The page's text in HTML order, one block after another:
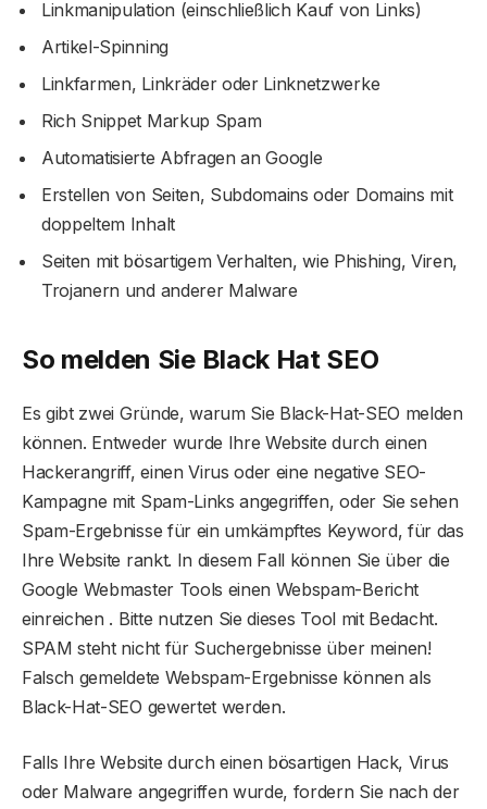
Linkmanipulation (einschließlich Kauf von Links)
Artikel-Spinning
Linkfarmen, Linkräder oder Linknetzwerke
Rich Snippet Markup Spam
Automatisierte Abfragen an Google
Erstellen von Seiten, Subdomains oder Domains mit
doppeltem Inhalt
Seiten mit bösartigem Verhalten, wie Phishing, Viren,
Trojanern und anderer Malware
So melden Sie Black Hat SEO
Es gibt zwei Gründe, warum Sie Black-Hat-SEO melden
können. Entweder wurde Ihre Website durch einen
Hackerangriff, einen Virus oder eine negative SEO-
Kampagne mit Spam-Links angegriffen, oder Sie sehen
Spam-Ergebnisse für ein umkämpftes Keyword, für das
Ihre Website rankt. In diesem Fall können Sie über die
Google Webmaster Tools einen Webspam-Bericht
einreichen . Bitte nutzen Sie dieses Tool mit Bedacht.
SPAM steht nicht für Suchergebnisse über meinen!
Falsch gemeldete Webspam-Ergebnisse können als
Black-Hat-SEO gewertet werden.
Falls Ihre Website durch einen bösartigen Hack, Virus
oder Malware angegriffen wurde, fordern Sie nach der